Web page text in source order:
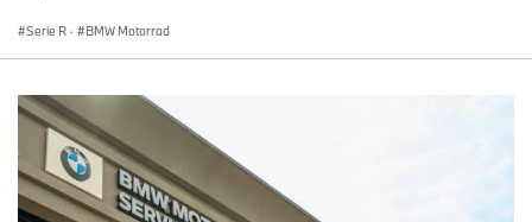
Serie R · BMW Motorrad